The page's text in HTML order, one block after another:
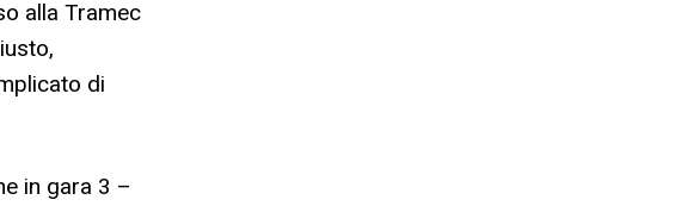
alla Tramec
di
in gara 3 –